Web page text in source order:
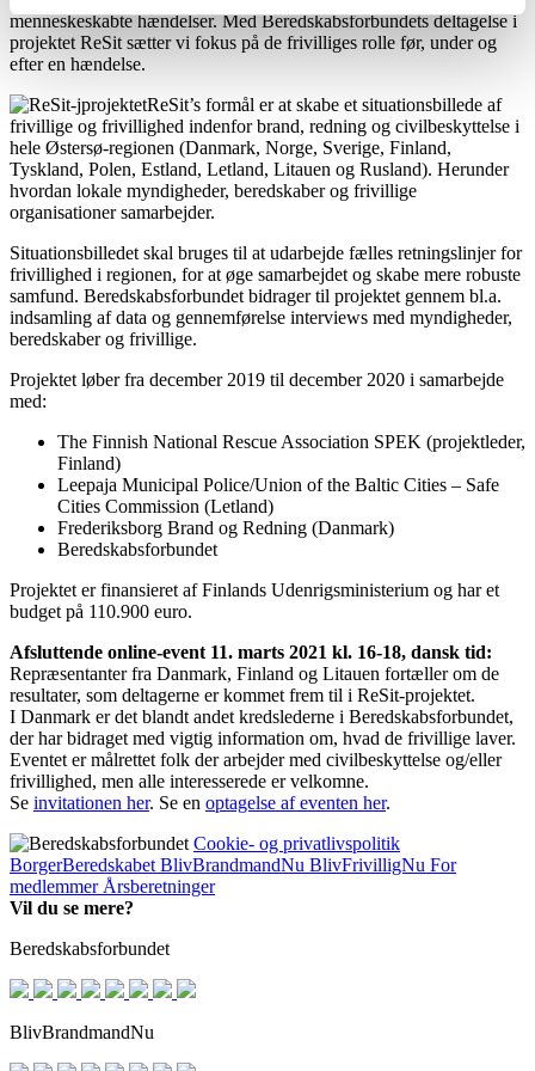
menneskeskabte hændelser. Med Beredskabsforbundets deltagelse i
projektet ReSit sætter vi fokus på de frivilliges rolle før, under og
efter en hændelse.
ReSit’s formål er at skabe et situationsbillede af
frivillige og frivillighed indenfor brand, redning og civilbeskyttelse i
hele Østersø-regionen (Danmark, Norge, Sverige, Finland,
Tyskland, Polen, Estland, Letland, Litauen og Rusland). Herunder
hvordan lokale myndigheder, beredskaber og frivillige
organisationer samarbejder.
Situationsbilledet skal bruges til at udarbejde fælles retningslinjer for
frivillighed i regionen, for at øge samarbejdet og skabe mere robuste
samfund. Beredskabsforbundet bidrager til projektet gennem bl.a.
indsamling af data og gennemførelse interviews med myndigheder,
beredskaber og frivillige.
Projektet løber fra december 2019 til december 2020 i samarbejde
med:
The Finnish National Rescue Association SPEK (projektleder,
Finland)
Leepaja Municipal Police/Union of the Baltic Cities – Safe
Cities Commission (Letland)
Frederiksborg Brand og Redning (Danmark)
Beredskabsforbundet
Projektet er finansieret af Finlands Udenrigsministerium og har et
budget på 110.900 euro.
Afsluttende online-event 11. marts 2021 kl. 16-18, dansk tid:
Repræsentanter fra Danmark, Finland og Litauen fortæller om de
resultater, som deltagerne er kommet frem til i ReSit-projektet.
I Danmark er det blandt andet kredslederne i Beredskabsforbundet,
der har bidraget med vigtig information om, hvad de frivillige laver.
Eventet er målrettet folk der arbejder med civilbeskyttelse og/eller
frivillighed, men alle interesserede er velkomne.
Se invitationen her. Se en optagelse af eventen her.
Cookie- og privatlivspolitik
BorgerBeredskabetBlivBrandmandNu BlivFrivilligNu For
medlemmerÅrsberetninger
Vil du se mere?
Beredskabsforbundet
BlivBrandmandNu